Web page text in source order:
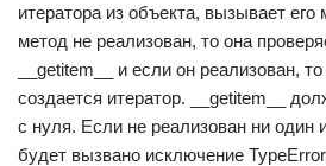
итератора из объекта, вызывает
метод не реализован, то она
__getitem__ и если он реализован,
создается итератор. __getitem__
с нуля. Если не реализован ни один
будет вызвано исключение